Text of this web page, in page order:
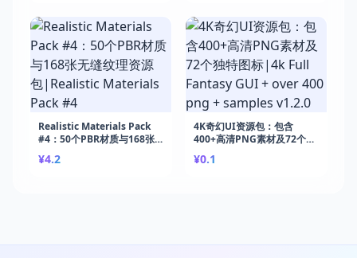
Realistic Materials Pack
#4：50个PBR材质与168张
Materials Pack #4
¥4.2
4K奇幻UI资源包：包含
400+高清PNG素材及72个独
GUI + over 400 png +
¥0.1